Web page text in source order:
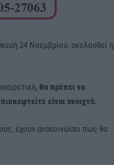
24 Νοεμβρίου, ακολουθεί η
θα πρέπει να
είναι ανοιχτό.
έχουν ανακοινώσει πως θα